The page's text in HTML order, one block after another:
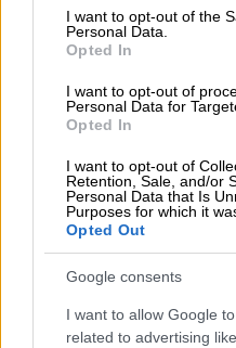
consent section.
I want to opt-out of the
Personal Data.
Opted In
I want to opt-out of
Personal Data for
Opted In
I want to opt-out of
Retention, Sale, and/or
Personal Data that Is
Purposes for which it
Opted Out
Google consents
I want to allow Google
related to advertising
Εκτέλεση
50 ml τεκίλα
15 ml πουρές
2 σταγόνες
30 ml ελαφριά
σόδα
φέτες
γαρνιτούρα